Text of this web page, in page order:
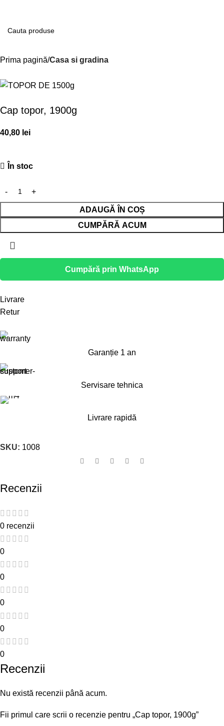
Prima pagină Casa si gradina
Cap topor, 1900g
40,80 lei
În stoc
ADAUGĂ ÎN COȘ
CUMPĂRĂ ACUM
Cumpără prin WhatsApp
Livrare
Retur
Garanție 1 an
Servisare tehnica
Livrare rapidă
SKU: 1008
Recenzii
0 recenzii
0
0
0
0
0
Recenzii
Nu există recenzii până acum.
Fii primul care scrii o recenzie pentru „Cap topor, 1900g”